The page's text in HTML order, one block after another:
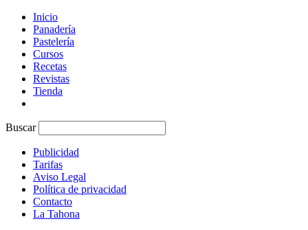
Inicio
Panadería
Pastelería
Cursos
Recetas
Revistas
Tienda
Buscar
Publicidad
Tarifas
Aviso Legal
Política de privacidad
Contacto
La Tahona